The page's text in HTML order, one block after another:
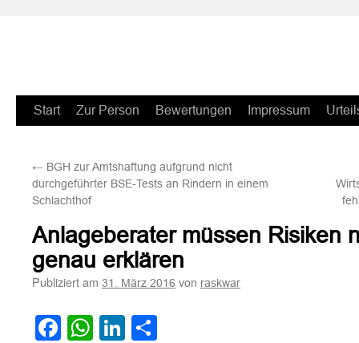
Zum
springen
Start Zur Person Bewertungen Impressum
← BGH zur Amtshaftung aufgrund nicht
durchgeführter BSE-Tests an Rindern in einem
Schlachthof
Anlageberater müssen Risiken
genau erklären
Publiziert am 31. März 2016 von raskwar
Facebook
WhatsApp
LinkedIn